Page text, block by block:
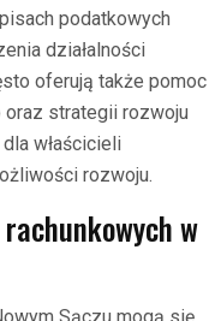
podatkowych
działalności
oferują także pomoc
strategii rozwoju
właścicieli
rozwoju.
w